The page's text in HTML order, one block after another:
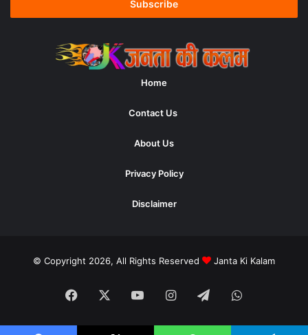
Home
Contact Us
About Us
Privacy Policy
Disclaimer
© Copyright 2026, All Rights Reserved Janta Ki Kalam
Facebook YouTubeInstagram
TelegramWhatsApp